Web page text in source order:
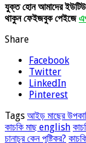
যুক্ত হোন আমাদের
থাকুন ফেইজবুক পেইজে
Share
Facebook
Twitter
LinkedIn
Pinterest
Tags আইড় মাছের
কাচকি মাছ english
চানাচুর কেন পুষ্টিকর?